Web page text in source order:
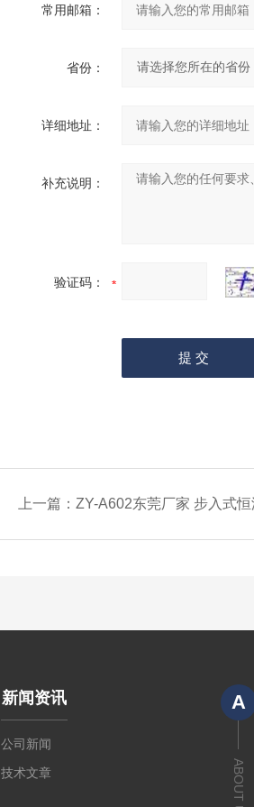
常用邮箱：
省份：
详细地址：
补充说明：
验证码：
上一篇：ZY-A602东莞厂家 步入式
新闻资讯
公司新闻
技术文章
A
ABOUT US